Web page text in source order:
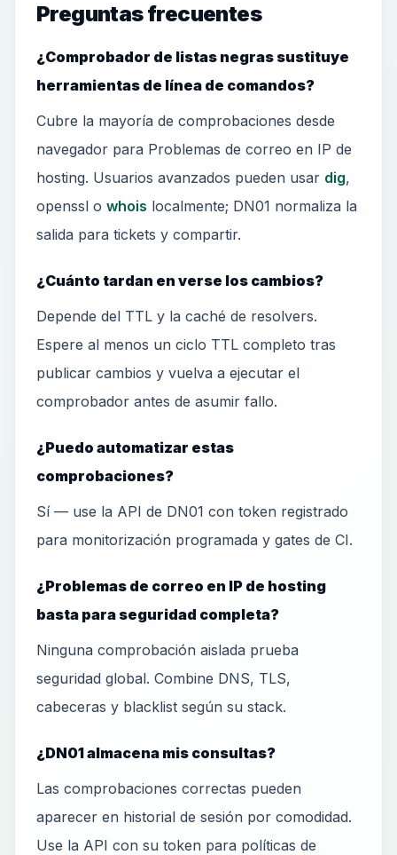
Preguntas frecuentes
¿Comprobador de listas negras sustituye
herramientas de línea de comandos?
Cubre la mayoría de comprobaciones desde
navegador para Problemas de correo en IP de
hosting. Usuarios avanzados pueden usar dig,
openssl o whois localmente; DN01 normaliza la
salida para tickets y compartir.
¿Cuánto tardan en verse los cambios?
Depende del TTL y la caché de resolvers.
Espere al menos un ciclo TTL completo tras
publicar cambios y vuelva a ejecutar el
comprobador antes de asumir fallo.
¿Puedo automatizar estas
comprobaciones?
Sí — use la API de DN01 con token registrado
para monitorización programada y gates de CI.
¿Problemas de correo en IP de hosting
basta para seguridad completa?
Ninguna comprobación aislada prueba
seguridad global. Combine DNS, TLS,
cabeceras y blacklist según su stack.
¿DN01 almacena mis consultas?
Las comprobaciones correctas pueden
aparecer en historial de sesión por comodidad.
Use la API con su token para políticas de